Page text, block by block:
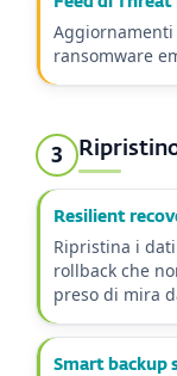
ransomware
3
Resilient
Ripristina i
rollback che
preso di mira
Smart backup